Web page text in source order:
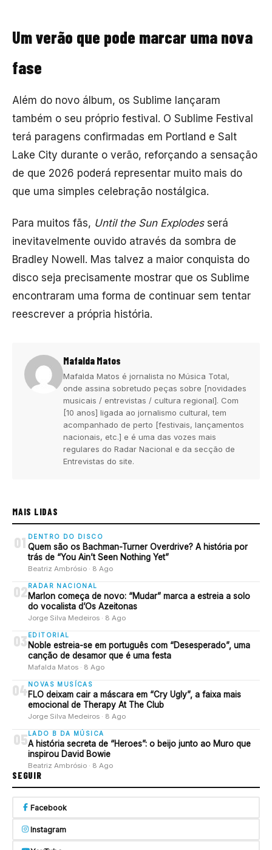
Um verão que pode marcar uma nova
fase
Além do novo álbum, os Sublime lançaram
também o seu próprio festival. O Sublime Festival
terá paragens confirmadas em Portland e Salt
Lake City durante o verão, reforçando a sensação
de que 2026 poderá representar muito mais do
que uma simples celebração nostálgica.
Para muitos fãs, Until the Sun Explodesserá
inevitavelmente ouvido através da sombra de
Bradley Nowell. Mas talvez a maior conquista do
disco seja precisamente mostrar que os Sublime
encontraram uma forma de continuar sem tentar
reescrever a própria história.
Mafalda Matos
Mafalda Matos é jornalista no Música Total,
onde assina sobretudo peças sobre [novidades
musicais / entrevistas / cultura regional]. Com
[10 anos] ligada ao jornalismo cultural, tem
acompanhado de perto [festivais, lançamentos
nacionais, etc.] e é uma das vozes mais
regulares do Radar Nacional e da secção de
Entrevistas do site.
MAIS LIDAS
01 DENTRO DO DISCO
Quem são os Bachman-Turner Overdrive? A história por
trás de “You Ain’t Seen Nothing Yet”
Beatriz Ambrósio · 8 Ago
02 RADAR NACIONAL
Marlon começa de novo: “Mudar” marca a estreia a solo
do vocalista d’Os Azeitonas
Jorge Silva Medeiros · 8 Ago
03 EDITORIAL
Noble estreia-se em português com “Desesperado”, uma
canção de desamor que é uma festa
Mafalda Matos · 8 Ago
04 NOVAS MUSÍCAS
FLO deixam cair a máscara em “Cry Ugly”, a faixa mais
emocional de Therapy At The Club
Jorge Silva Medeiros · 8 Ago
05 LADO B DA MÚSICA
A história secreta de “Heroes”: o beijo junto ao Muro que
inspirou David Bowie
Beatriz Ambrósio · 8 Ago
SEGUIR
Facebook
Instagram